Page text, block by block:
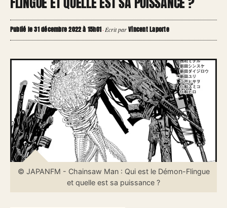
Publié le 31 décembre 2022 à 15h01·Écrit parVincent Laporte
© JAPANFM - Chainsaw Man : Qui est le Démon-Flingue
et quelle est sa puissance ?